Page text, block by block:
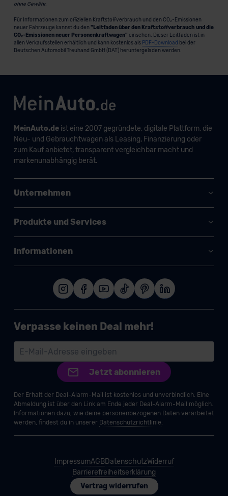
ohne Gewähr.
Für Informationen zum offiziellen Kraftstoffverbrauch und den CO₂-Emissionen
neuer Fahrzeuge kannst du den "Leitfaden über den Kraftstoffverbrauch und die
CO₂-Emissionen neuer Personenkraftwagen" einsehen. Dieser Leitfaden ist in
allen Verkaufsstellen erhältlich und kann kostenlos als PDF-Download bei der
Deutschen Automobil Treuhand GmbH (DAT) heruntergeladen werden.
MeinAuto.deist eine 2007 gegründete, digitale Plattform, die
Neu- und Gebrauchtwagen als Leasing, Finanzierung oder
zum Kauf anbietet, transparent vergleichbar macht und
markenunabhängig berät.
Unternehmen
Produkte und Services
Informationen
Verpasse keinen Deal mehr!
Jetzt abonnieren
Der Erhalt der Deal-Alarm-Mail ist kostenlos und unverbindlich. Eine
Abmeldung ist über den Link am Ende jeder Deal-Alarm-Mail möglich.
Informationen dazu, wie deine personenbezogenen Daten verarbeitet
werden, findest du in unserer Datenschutzrichtlinie.
ImpressumAGBDatenschutzWiderruf
Barrierefreiheitserklärung
Vertrag widerrufen